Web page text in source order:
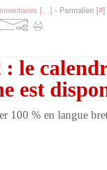
[…] - Permalien [#]
le
est